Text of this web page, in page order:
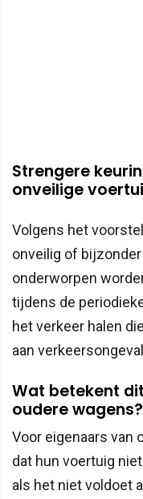
Strengere
onveilige
Volgens het
onveilig of
onderworpen
tijdens de
het verkeer halen
aan
Wat betekent
oudere wagens?
Voor eigenaars van
dat hun voertuig
als het niet voldoet